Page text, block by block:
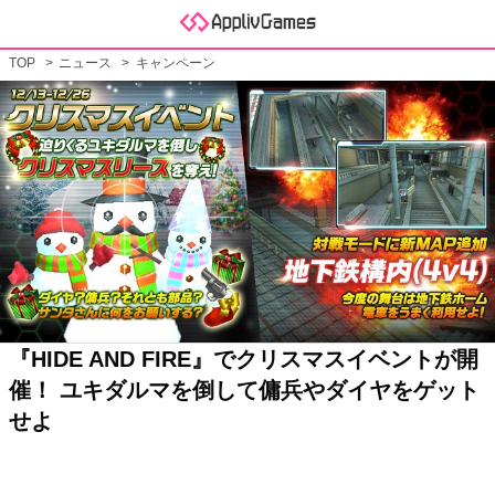
TOP ニュース キャンペーン
『HIDE AND FIRE』でクリスマスイベントが開
催！ ユキダルマを倒して傭兵やダイヤをゲット
せよ